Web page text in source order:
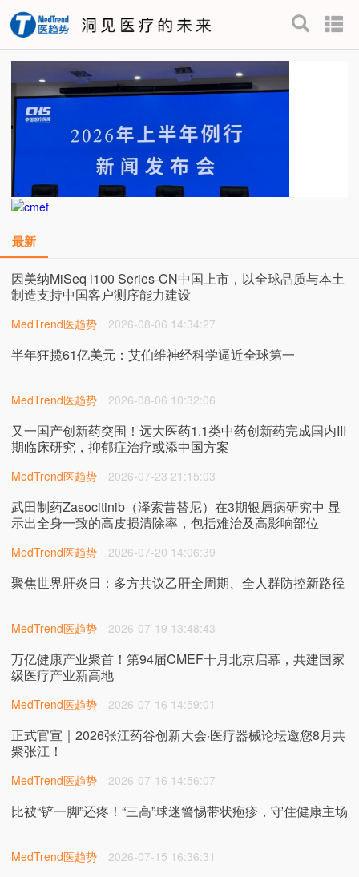
最新
因美纳MiSeq i100 Series-CN中国上市，以全球品质与本土
制造支持中国客户测序能力建设
MedTrend医趋势 2026-08-06 14:34:27
半年狂揽61亿美元：艾伯维神经科学逼近全球第一
MedTrend医趋势 2026-08-06 10:32:06
又一国产创新药突围！远大医药1.1类中药创新药完成国内III
期临床研究，抑郁症治疗或添中国方案
MedTrend医趋势 2026-07-23 21:15:03
武田制药Zasocitinib（泽索昔替尼）在3期银屑病研究中 显
示出全身一致的高皮损清除率，包括难治及高影响部位
MedTrend医趋势 2026-07-20 14:06:39
聚焦世界肝炎日：多方共议乙肝全周期、全人群防控新路径
MedTrend医趋势 2026-07-19 13:48:43
万亿健康产业聚首！第94届CMEF十月北京启幕，共建国家
级医疗产业新高地
MedTrend医趋势 2026-07-16 14:59:01
正式官宣｜2026张江药谷创新大会·医疗器械论坛邀您8月共
聚张江！
MedTrend医趋势 2026-07-16 14:56:07
比被“铲一脚”还疼！“三高”球迷警惕带状疱疹，守住健康主场
MedTrend医趋势 2026-07-15 16:36:31